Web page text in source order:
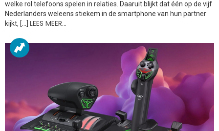
welke rol telefoons spelen in relaties. Daaruit blijkt dat één op de vijf
Nederlanders weleens stiekem in de smartphone van hun partner
kijkt, […] LEES MEER…